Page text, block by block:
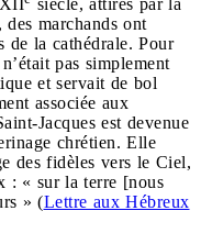
siècle, attirés par la
des marchands ont
de la cathédrale. Pour
pas simplement
et servait de bol
associée aux
Jacques est devenue
chrétien. Elle
des fidèles vers le Ciel,
: « sur la terre [nous
» (Lettre aux Hébreux